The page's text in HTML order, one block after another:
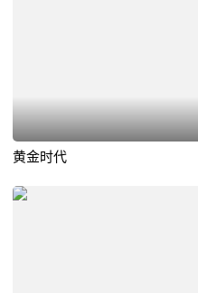
黄金时代